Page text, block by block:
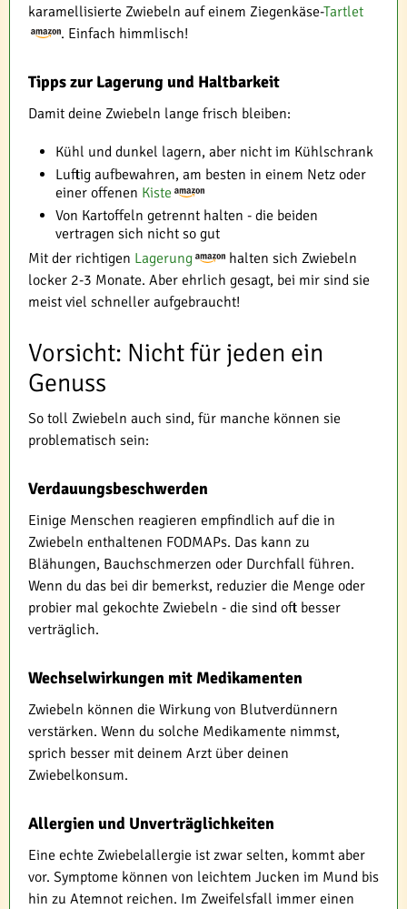
karamellisierte Zwiebeln auf einem Ziegenkäse-Tartlet
. Einfach himmlisch!
Tipps zur Lagerung und Haltbarkeit
Damit deine Zwiebeln lange frisch bleiben:
Kühl und dunkel lagern, aber nicht im Kühlschrank
Luftig aufbewahren, am besten in einem Netz oder
einer offenen Kiste
Von Kartoffeln getrennt halten - die beiden
vertragen sich nicht so gut
Mit der richtigen Lagerung
halten sich Zwiebeln
locker 2-3 Monate. Aber ehrlich gesagt, bei mir sind sie
meist viel schneller aufgebraucht!
Vorsicht: Nicht für jeden ein
Genuss
So toll Zwiebeln auch sind, für manche können sie
problematisch sein:
Verdauungsbeschwerden
Einige Menschen reagieren empfindlich auf die in
Zwiebeln enthaltenen FODMAPs. Das kann zu
Blähungen, Bauchschmerzen oder Durchfall führen.
Wenn du das bei dir bemerkst, reduzier die Menge oder
probier mal gekochte Zwiebeln - die sind oft besser
verträglich.
Wechselwirkungen mit Medikamenten
Zwiebeln können die Wirkung von Blutverdünnern
verstärken. Wenn du solche Medikamente nimmst,
sprich besser mit deinem Arzt über deinen
Zwiebelkonsum.
Allergien und Unverträglichkeiten
Eine echte Zwiebelallergie ist zwar selten, kommt aber
vor. Symptome können von leichtem Jucken im Mund bis
hin zu Atemnot reichen. Im Zweifelsfall immer einen